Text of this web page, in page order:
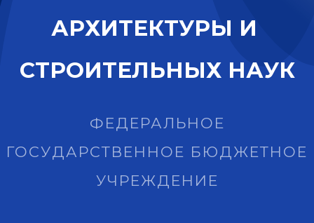
АРХИТЕКТУРЫ И
СТРОИТЕЛЬНЫХ НАУК
ФЕДЕРАЛЬНОЕ
ГОСУДАРСТВЕННОЕ БЮДЖЕТНОЕ
УЧРЕЖДЕНИЕ